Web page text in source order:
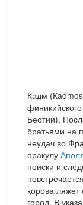
Кадм
финикийского
Беотии).
братьями на
неудач во
оракулу
поиски и
корова
город. В